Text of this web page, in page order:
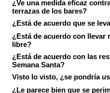
¿Ve una medida eficaz
terrazas de los bares?
¿Está de acuerdo que se
¿Está de acuerdo con llevar
libre?
¿Está de acuerdo con las
Semana Santa?
Visto lo visto, ¿se pondría
¿Le parece bien que se